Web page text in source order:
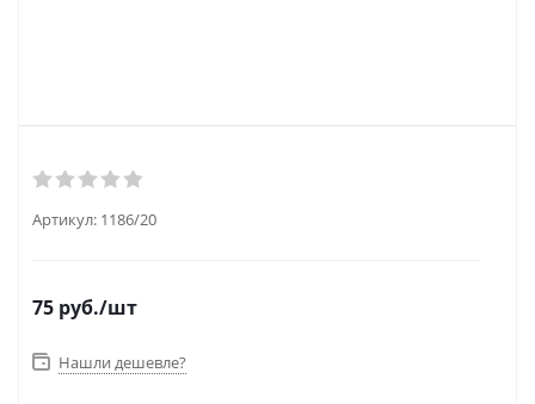
Артикул: 1186/20
75 руб./шт
Нашли дешевле?